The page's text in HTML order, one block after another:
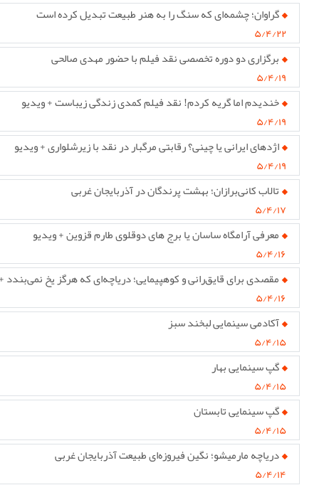
گراوان؛ چشمه‌ای که سنگ را به هنر طبیعت تبدیل کرده است
۵/۴/۲۲
برگزاری دو دوره تخصصی نقد فیلم با حضور مهدی صالحی
۵/۴/۱۹
خندیدم اما گریه کردم! نقد فیلم کمدی زندگی زیباست + ویدیو
۵/۴/۱۹
اژدهای ایرانی یا چینی؟ رقابتی مرگبار در نقد با زیرشلواری + ویدیو
۵/۴/۱۹
تالاب کانی‌برازان؛ بهشت پرندگان در آذربایجان غربی
۵/۴/۱۷
معرفی آرامگاه ساسان یا برج های دوقلوی طارم قزوین + ویدیو
۵/۴/۱۶
مقصدی برای قایق‌رانی و کوهپیمایی؛ دریاچه‌ای که هرگز یخ نمی‌بندد
۵/۴/۱۶
آکادمی سینمایی لبخند سبز
۵/۴/۱۵
گپ سینمایی بهار
۵/۴/۱۵
گپ سینمایی تابستان
۵/۴/۱۵
دریاچه مارمیشو؛ نگین فیروزه‌ای طبیعت آذربایجان غربی
۵/۴/۱۴